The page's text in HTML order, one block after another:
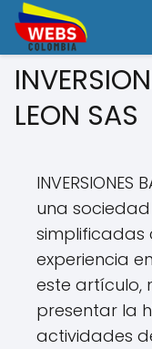
LEON SAS
INVERSIONES
una
simplificadas
experiencia
este artículo,
presentar la
actividades